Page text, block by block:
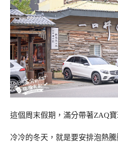
這個周末假期，滿分帶著ZAQ
冷冷的冬天，就是要安排泡熱